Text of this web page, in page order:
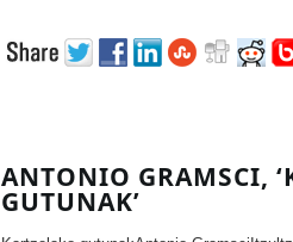
ANTONIO GRAMSCI,
GUTUNAK’